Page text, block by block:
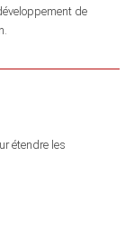
de
étendre les